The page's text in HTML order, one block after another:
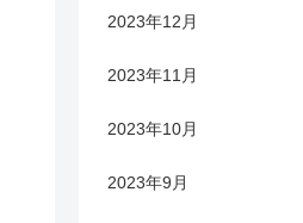
2023年12月
2023年11月
2023年10月
2023年9月